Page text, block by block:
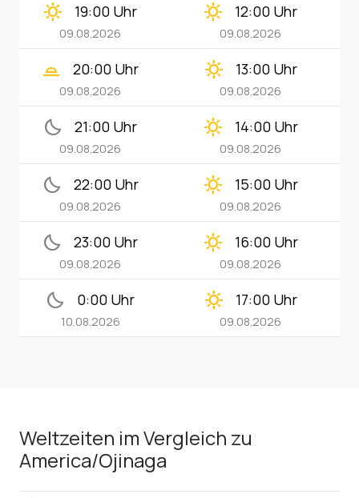
clear_day 19:00 Uhr
09.08.2026
clear_day 12:00 Uhr
09.08.2026
wb_twilight_2 20:00 Uhr
09.08.2026
clear_day 13:00 Uhr
09.08.2026
bedtime 21:00 Uhr
09.08.2026
clear_day 14:00 Uhr
09.08.2026
bedtime 22:00 Uhr
09.08.2026
clear_day 15:00 Uhr
09.08.2026
bedtime 23:00 Uhr
09.08.2026
clear_day 16:00 Uhr
09.08.2026
bedtime 0:00 Uhr
10.08.2026
clear_day 17:00 Uhr
09.08.2026
Weltzeiten im Vergleich zu
America/Ojinaga